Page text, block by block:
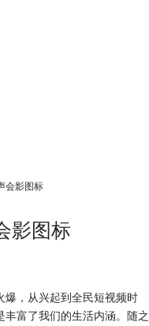
会影图标
影图标
爆，从兴起到全民短视频时
富了我们的生活内涵。随之